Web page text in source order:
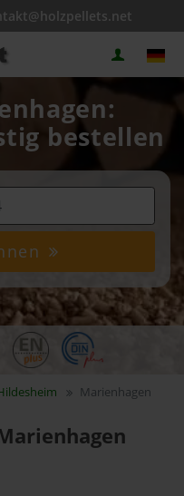
bestellen
Marienhagen